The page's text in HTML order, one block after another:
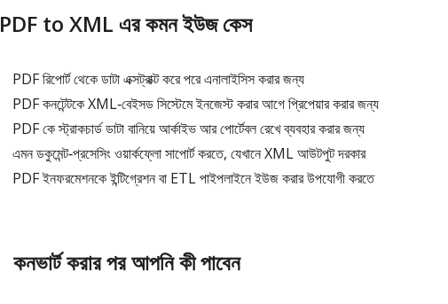
PDF to XML এর কমন ইউজ কেস
PDF রিপোর্ট থেকে ডাটা এক্সট্রাক্ট করে পরে এনালাইসিস করার জন্য
PDF কনটেন্টকে XML‑বেইসড সিস্টেমে ইনজেস্ট করার আগে প্রিপেয়ার করার জন্য
PDF কে স্ট্রাকচার্ড ডাটা বানিয়ে আর্কাইভ আর পোর্টেবল রেখে ব্যবহার করার জন্য
এমন ডকুমেন্ট‑প্রসেসিং ওয়ার্কফ্লো সাপোর্ট করতে, যেখানে XML আউটপুট দরকার
PDF ইনফরমেশনকে ইন্টিগ্রেশন বা ETL পাইপলাইনে ইউজ করার উপযোগী করতে
কনভার্ট করার পর আপনি কী পাবেন